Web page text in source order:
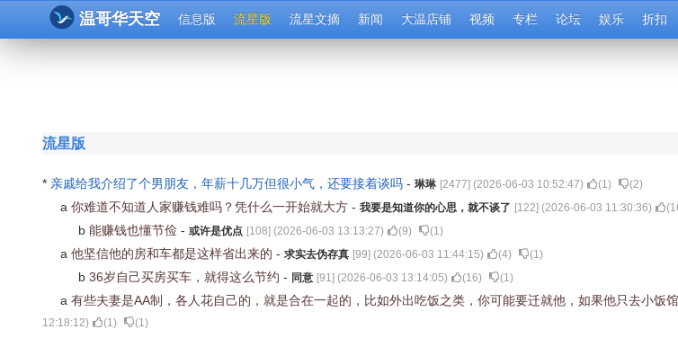
温哥华天空 信息版 流星版 流星文摘 新闻 大温店铺 视频 专栏 论坛 娱乐 折扣
流星版
* 亲戚给我介绍了个男朋友，年薪十几万但很小气，还要接着谈吗 - 琳琳 [2477] (2026-06-03 10:52:47) (1) (2)
a 你难道不知道人家赚钱难吗？凭什么一开始就大方 - 我要是知道你的心思，就不谈了 [122] (2026-06-03 11:30:36) (
b 能赚钱也懂节俭 - 或许是优点 [108] (2026-06-03 13:13:27) (9) (1)
a 他坚信他的房和车都是这样省出来的 - 求实去伪存真 [99] (2026-06-03 11:44:15) (4) (1)
b 36岁自己买房买车，就得这么节约 - 同意 [91] (2026-06-03 13:14:05) (16) (1)
a 有些夫妻是AA制，各人花自己的，就是合在一起的，比如外出吃饭之类，你可能要迁就他，如果他只去小饭馆
12:18:12) (1) (1)